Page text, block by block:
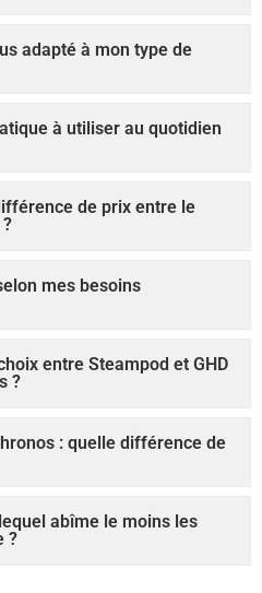
adapté à mon type de
à utiliser au quotidien
de prix entre le
mes besoins
entre Steampod et GHD
?
: quelle différence de
abîme le moins les
?